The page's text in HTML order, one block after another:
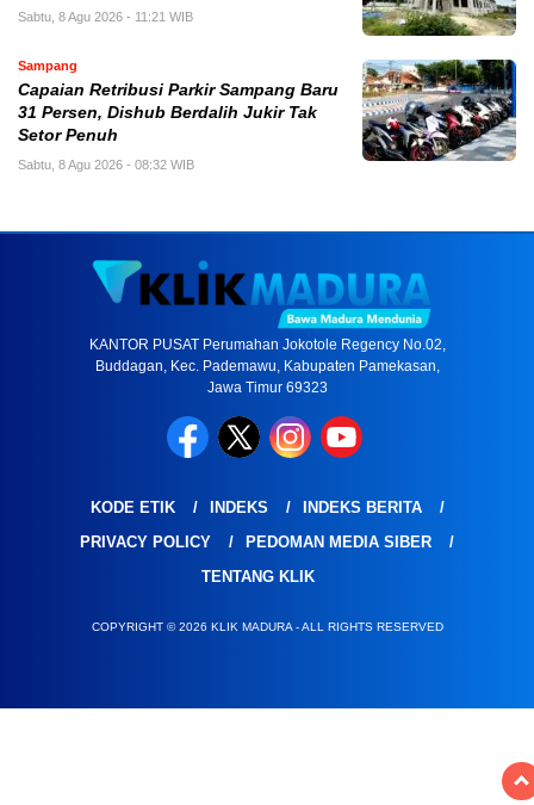
Sabtu, 8 Agu 2026 - 11:21 WIB
Sampang
Capaian Retribusi Parkir Sampang Baru
31 Persen, Dishub Berdalih Jukir Tak
Setor Penuh
Sabtu, 8 Agu 2026 - 08:32 WIB
KANTOR PUSAT Perumahan Jokotole Regency No.02,
Buddagan, Kec. Pademawu, Kabupaten Pamekasan,
Jawa Timur 69323
KODE ETIK INDEKS
INDEKS BERITA
PRIVACY POLICY
PEDOMAN MEDIA SIBER
TENTANG KLIK
COPYRIGHT © 2026 KLIK MADURA - ALL RIGHTS RESERVED